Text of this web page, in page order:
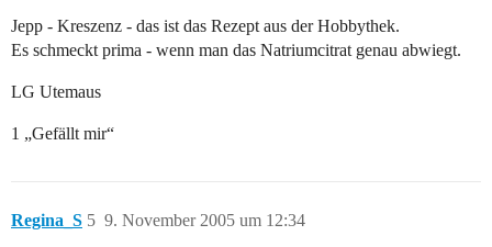
Jepp - Kreszenz - das ist das Rezept aus der Hobbythek.
Es schmeckt prima - wenn man das Natriumcitrat genau abwiegt.
LG Utemaus
1 „Gefällt mir“
Regina_S 9. November 2005 um 12:34
5